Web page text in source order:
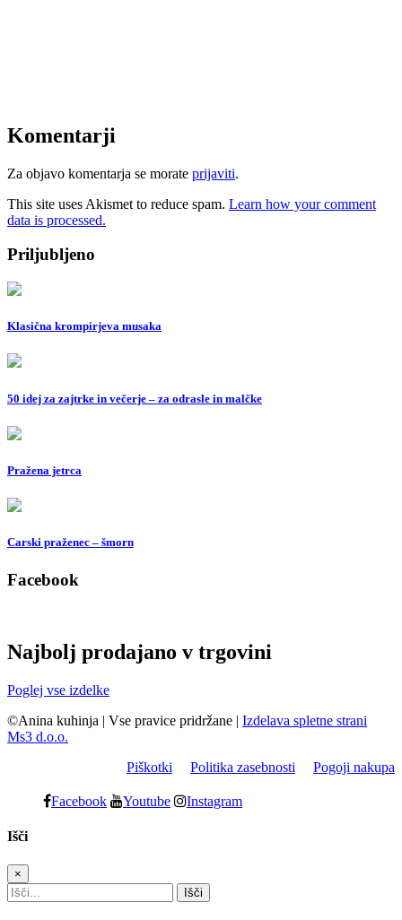
Komentarji
Za objavo komentarja se morate prijaviti.
This site uses Akismet to reduce spam. Learn how your comment
data is processed.
Priljubljeno
Klasična krompirjeva musaka
50 idej za zajtrke in večerje – za odrasle in malčke
Pražena jetrca
Carski praženec – šmorn
Facebook
Najbolj prodajano v trgovini
Poglej vse izdelke
©Anina kuhinja | Vse pravice pridržane | Izdelava spletne strani
Ms3 d.o.o.
Piškotki
Politika zasebnosti Pogoji nakupa
Facebook Youtube Instagram
Išči
×